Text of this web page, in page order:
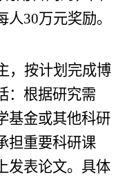
30万元奖励。
，按计划完成博
：根据研究需
基金或其他科研
担重要科研课
发表论文。具体